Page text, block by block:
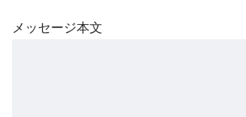
メッセージ本文